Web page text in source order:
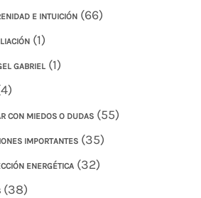
E INTUICIÓN (66)
(1)
GABRIEL (1)
CON MIEDOS O DUDAS (55)
IMPORTANTES (35)
ENERGÉTICA (32)
(38)